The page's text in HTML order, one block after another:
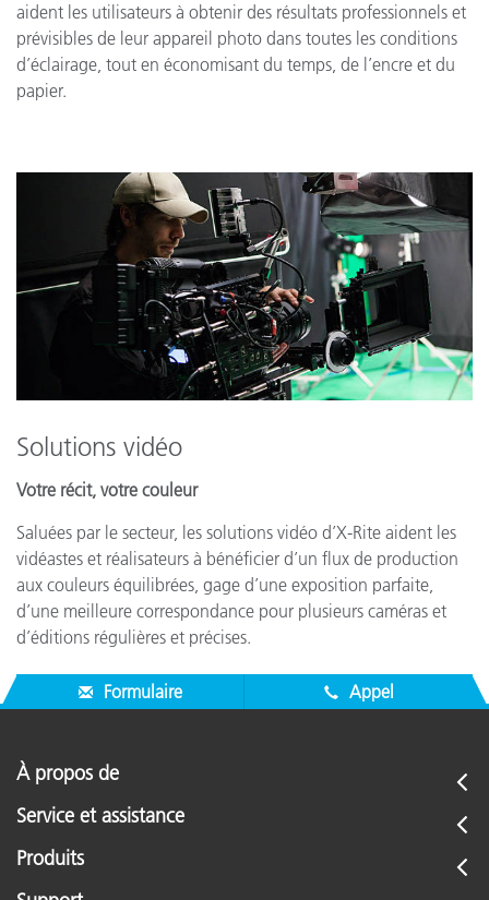
aident les utilisateurs à obtenir des résultats professionnels et
prévisibles de leur appareil photo dans toutes les conditions
d’éclairage, tout en économisant du temps, de l’encre et du
papier.
Solutions vidéo
Votre récit, votre couleur
Saluées par le secteur, les solutions vidéo d’X-Rite aident les
vidéastes et réalisateurs à bénéficier d’un flux de production
aux couleurs équilibrées, gage d’une exposition parfaite,
d’une meilleure correspondance pour plusieurs caméras et
d’éditions régulières et précises.
Formulaire Appel
À propos de
Service et assistance
Produits